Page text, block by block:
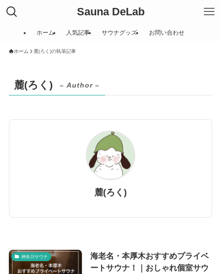
Sauna DeLab
ホーム 人気記事 サウナグッズ お問い合わせ
ホーム 麓(ろく)の執筆記事
麓(ろく) – Author –
麓(ろく)
神奈川サウナ
海老名・本厚木おすすめプライベ
ートサウナ！｜おしゃれ個室サウ